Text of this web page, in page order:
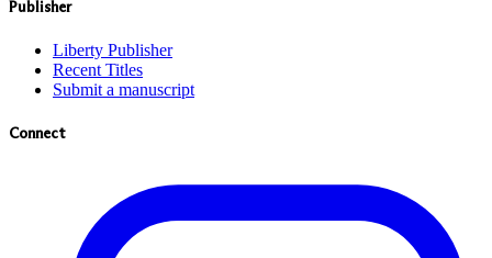
Publisher
Liberty Publisher
Recent Titles
Submit a manuscript
Connect